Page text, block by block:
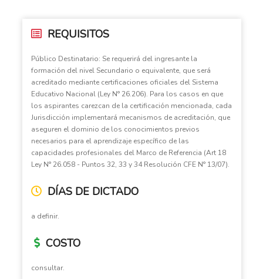
REQUISITOS
Público Destinatario: Se requerirá del ingresante la
formación del nivel Secundario o equivalente, que será
acreditado mediante certificaciones oficiales del Sistema
Educativo Nacional (Ley N° 26.206). Para los casos en que
los aspirantes carezcan de la certificación mencionada, cada
Jurisdicción implementará mecanismos de acreditación, que
aseguren el dominio de los conocimientos previos
necesarios para el aprendizaje específico de las
capacidades profesionales del Marco de Referencia (Art 18
Ley N° 26.058 - Puntos 32, 33 y 34 Resolución CFE N° 13/07).
DÍAS DE DICTADO
a definir.
COSTO
consultar.